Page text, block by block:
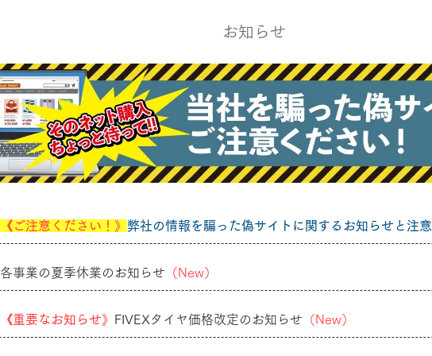
お知らせ
《ご注意ください！》 弊社の情報を騙った偽サイトに関するお知らせと注
各事業の夏季休業のお知らせ （New）
《重要なお知らせ》 FIVEXタイヤ価格改定のお知らせ （New）